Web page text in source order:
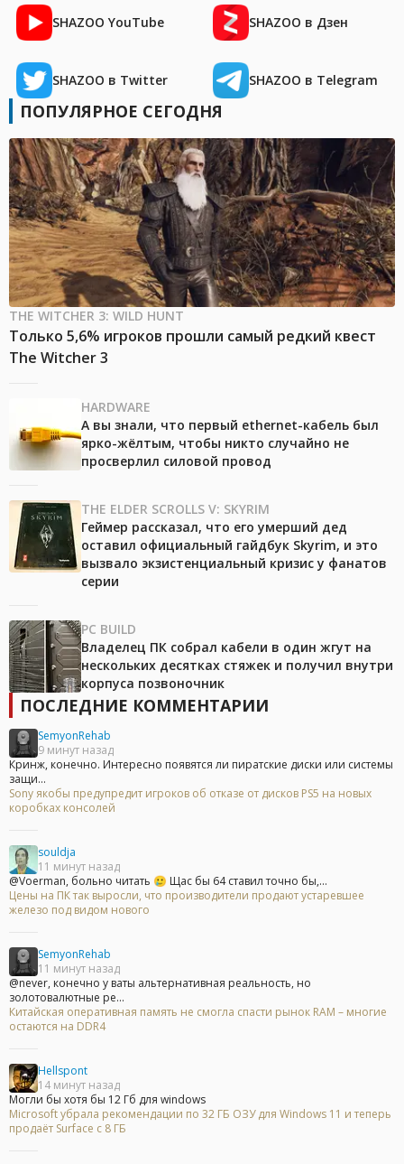
SHAZOO YouTube SHAZOO в Дзен
SHAZOO в Twitter SHAZOO в Telegram
ПОПУЛЯРНОЕ СЕГОДНЯ
THE WITCHER 3: WILD HUNT
Только 5,6% игроков прошли самый редкий квест
The Witcher 3
HARDWARE
А вы знали, что первый ethernet-кабель был
ярко-жёлтым, чтобы никто случайно не
просверлил силовой провод
THE ELDER SCROLLS V: SKYRIM
Геймер рассказал, что его умерший дед
оставил официальный гайдбук Skyrim, и это
вызвало экзистенциальный кризис у фанатов
серии
PC BUILD
Владелец ПК собрал кабели в один жгут на
нескольких десятках стяжек и получил внутри
корпуса позвоночник
ПОСЛЕДНИЕ КОММЕНТАРИИ
SemyonRehab
9 минут назад
Кринж, конечно. Интересно появятся ли пиратские диски или системы
защи...
Sony якобы предупредит игроков об отказе от дисков PS5 на новых
коробках консолей
souldja
11 минут назад
@Voerman, больно читать 🥲 Щас бы 64 ставил точно бы,...
Цены на ПК так выросли, что производители продают устаревшее
железо под видом нового
SemyonRehab
11 минут назад
@never, конечно у ваты альтернативная реальность, но
золотовалютные ре...
Китайская оперативная память не смогла спасти рынок RAM – многие
остаются на DDR4
Hellspont
14 минут назад
Могли бы хотя бы 12 Гб для windows
Microsoft убрала рекомендации по 32 ГБ ОЗУ для Windows 11 и теперь
продаёт Surface с 8 ГБ